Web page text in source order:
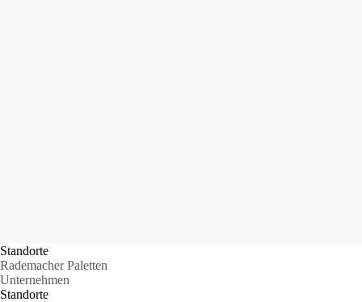
Standorte
Rademacher Paletten
Unternehmen
Standorte